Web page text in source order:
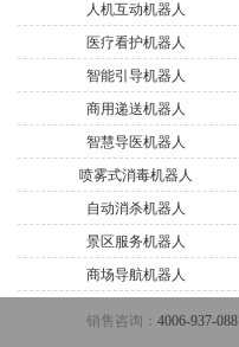
人机互动机器人
医疗看护机器人
智能引导机器人
商用递送机器人
智慧导医机器人
喷雾式消毒机器人
自动消杀机器人
景区服务机器人
商场导航机器人
销售咨询： 4006-937-088